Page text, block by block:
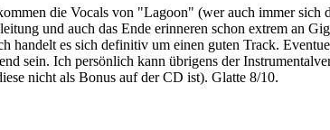
die Vocals von "Lagoon" (wer auch immer sich
und auch das Ende erinneren schon extrem an
handelt es sich definitiv um einen guten Track.
sein. Ich persönlich kann übrigens der
nicht als Bonus auf der CD ist). Glatte 8/10.